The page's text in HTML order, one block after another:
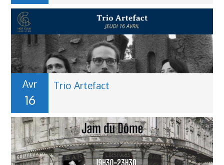
Avr
16
Trio Artefact